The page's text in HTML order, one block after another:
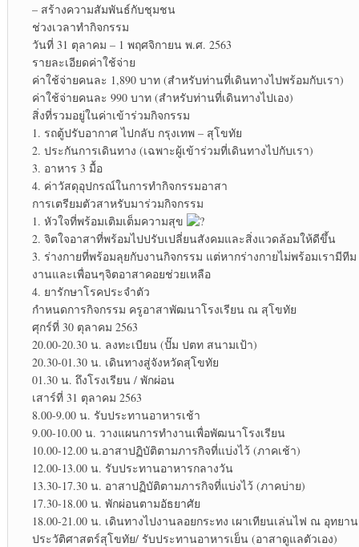
– สร้างความสัมพันธ์กับชุมชน
ช่วงเวลาทำกิจกรรม
วันที่ 31 ตุลาคม – 1 พฤศจิกายน พ.ศ. 2563
รายละเอียดค่าใช้จ่าย
ค่าใช้จ่ายคนละ 1,890 บาท (สำหรับท่านที่เดินทางไปพร้อมกับเรา)
ค่าใช้จ่ายคนละ 990 บาท (สำหรับท่านที่เดินทางไปเอง)
สิ่งที่รวมอยู่ในค่าเข้าร่วมกิจกรรม
1. รถตู้ปรับอากาศ ไปกลับ กรุงเทพ – สุโขทัย
2. ประกันการเดินทาง (เฉพาะผู้เข้าร่วมที่เดินทางไปกับเรา)
3. อาหาร 3 มื้อ
4. ค่าวัสดุอุปกรณ์ในการทำกิจกรรมอาสา
การเตรียมตัวสาหรับมาร่วมกิจกรรม
1. หัวใจที่พร้อมเติมเต็มความสุข
2. จิตใจอาสาที่พร้อมไปปรับเปลี่ยนสังคมและสิ่งแวดล้อมให้ดีขึ้น
3. ร่างกายที่พร้อมลุยกับงานกิจกรรม แต่หากร่างกายไม่พร้อมเรามีทีม
งานและเพื่อนๆจิตอาสาคอยช่วยเหลือ
4. ยารักษาโรคประจำตัว
กำหนดการกิจกรรม ครูอาสาพัฒนาโรงเรียน ณ สุโขทัย
ศุกร์ที่ 30 ตุลาคม 2563
20.00-20.30 น. ลงทะเบียน (ปั๊ม ปตท สนามเป้า)
20.30-01.30 น. เดินทางสู่จังหวัดสุโขทัย
01.30 น. ถึงโรงเรียน / พักผ่อน
เสาร์ที่ 31 ตุลาคม 2563
8.00-9.00 น. รับประทานอาหารเช้า
9.00-10.00 น. วางแผนการทำงานเพื่อพัฒนาโรงเรียน
10.00-12.00 น.อาสาปฏิบัติตามภารกิจที่แบ่งไว้ (ภาคเช้า)
12.00-13.00 น. รับประทานอาหารกลางวัน
13.30-17.30 น. อาสาปฏิบัติตามภารกิจที่แบ่งไว้ (ภาคบ่าย)
17.30-18.00 น. พักผ่อนตามอัธยาศัย
18.00-21.00 น. เดินทางไปงานลอยกระทง เผาเทียนเล่นไฟ ณ อุทยาน
ประวัติศาสตร์สุโขทัย/ รับประทานอาหารเย็น (อาสาดูแลตัวเอง)